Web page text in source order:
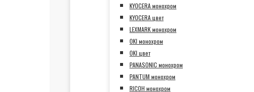
KYOCERA монохром
KYOCERA цвет
LEXMARK монохром
OKI монохром
OKI цвет
PANASONIC монохром
PANTUM монохром
RICOH монохром